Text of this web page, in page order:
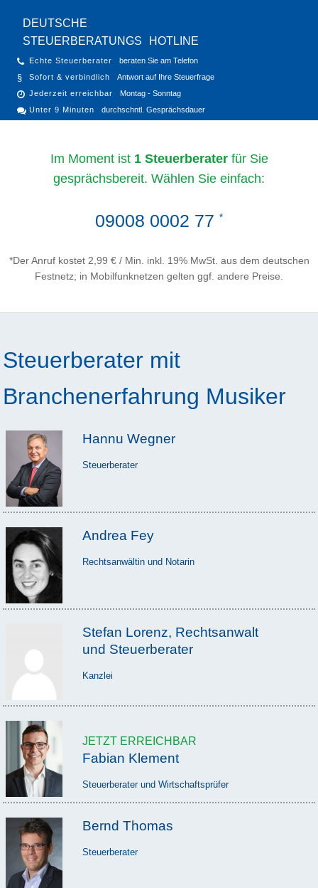
DEUTSCHE
STEUERBERATUNGS
HOTLINE
Echte Steuerberater
beraten Sie am Telefon
Sofort & verbindlich
Antwort auf Ihre Steuerfrage
Jederzeit erreichbar
Montag - Sonntag
Unter 9 Minuten
durchschntl. Gesprächsdauer
Im Moment ist 1 Steuerberaterfür Sie
gesprächsbereit. Wählen Sie einfach:
09008 0002 77 *
*Der Anruf kostet 2,99 € / Min. inkl. 19% MwSt. aus dem deutschen
Festnetz; in Mobilfunknetzen gelten ggf. andere Preise.
Steuerberater mit
Branchenerfahrung Musiker
Hannu Wegner
Steuerberater
Andrea Fey
Rechtsanwältin und Notarin
Stefan Lorenz, Rechtsanwalt
und Steuerberater
Kanzlei
JETZT ERREICHBAR
Fabian Klement
Steuerberater und Wirtschaftsprüfer
Bernd Thomas
Steuerberater